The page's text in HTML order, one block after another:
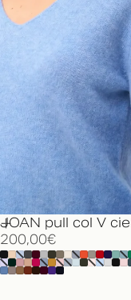
JOAN pull col V
200,00€